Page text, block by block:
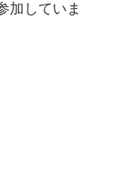
加していま